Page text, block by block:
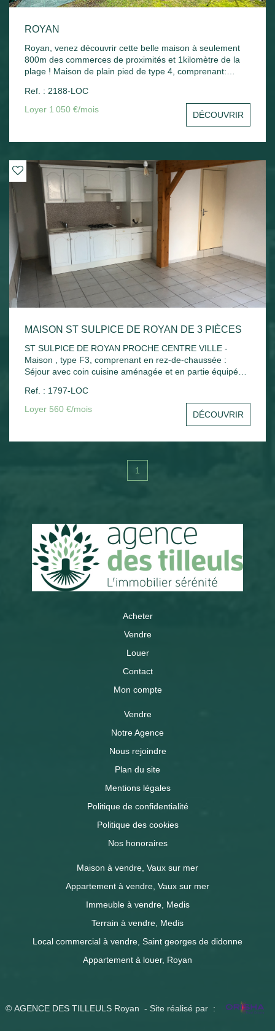
ROYAN
Royan, venez découvrir cette belle maison à seulement
800m des commerces de proximités et 1kilomètre de la
plage ! Maison de plain pied de type 4, comprenant:
d'eau, WC. Chauffage gaz - jardin -
Ref. : 2188-LOC
Loyer 1 050 €/mois
DÉCOUVRIR
MAISON ST SULPICE DE ROYAN DE 3 PIÈCES
ST SULPICE DE ROYAN PROCHE CENTRE VILLE -
Maison , type F3, comprenant en rez-de-chaussée :
Séjour avec coin cuisine aménagée et en partie équipée
Palier, deux chambres avec placard. Chauffage
électrique.
Ref. : 1797-LOC
Loyer 560 €/mois
DÉCOUVRIR
1
Acheter
Vendre
Louer
Contact
Mon compte
Vendre
Notre Agence
Nous rejoindre
Plan du site
Mentions légales
Politique de confidentialité
Politique des cookies
Nos honoraires
Maison à vendre, Vaux sur mer
Appartement à vendre, Vaux sur mer
Immeuble à vendre, Medis
Terrain à vendre, Medis
Local commercial à vendre, Saint georges de didonne
Appartement à louer, Royan
© AGENCE DES TILLEULS Royan - Site réalisé par :